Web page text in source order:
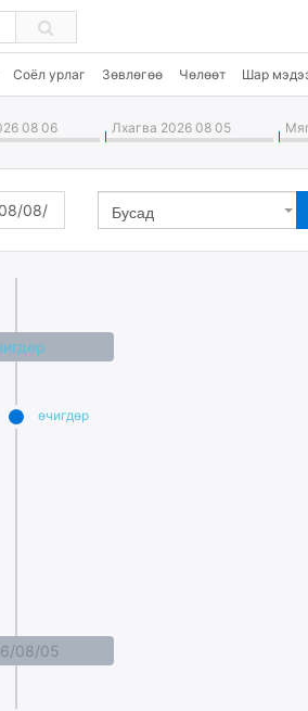
Соёл урлаг Зөвлөгөө Чөлөөт Шар
08 06 Лхагва 2026 08 05
Бусад
өчигдѳр
08/05